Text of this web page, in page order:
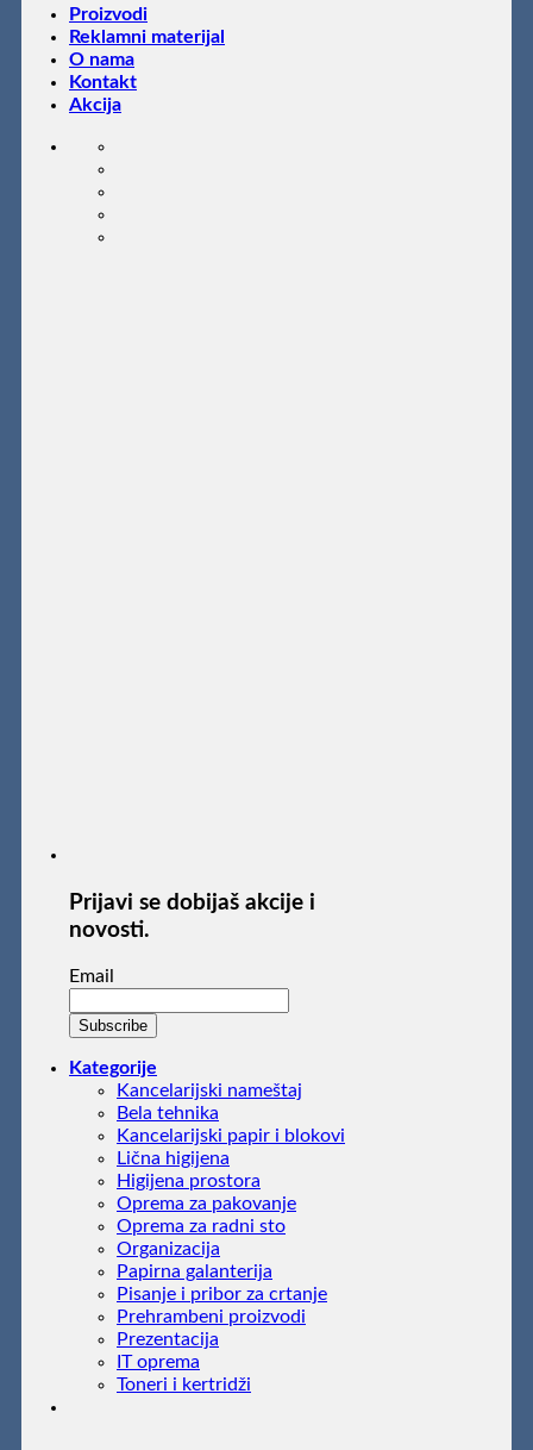
Proizvodi
Reklamni materijal
O nama
Kontakt
Akcija
Prijavi se dobijaš akcije i
novosti.
Email
Kategorije
Kancelarijski nameštaj
Bela tehnika
Kancelarijski papir i blokovi
Lična higijena
Higijena prostora
Oprema za pakovanje
Oprema za radni sto
Organizacija
Papirna galanterija
Pisanje i pribor za crtanje
Prehrambeni proizvodi
Prezentacija
IT oprema
Toneri i kertridži